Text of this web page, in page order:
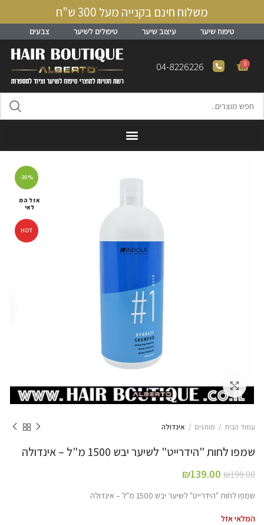
משלוח חינם בקנייה מעל 300 ש"ח
טיפוח שיער עיצוב שיער טיפולים לשיער צבעים
0
04-8226226
-30%
אזל המ
לאי
HOT
Click to enlarge
עמוד הבית מותגים אינדולה
שמפו לחות "הידרייט" לשיער יבש 1500 מ"ל – אינדולה
₪199.00
₪139.00
שמפו לחות "הידרייט" לשיער יבש 1500 מ"ל – אינדולה
המלאי אזל